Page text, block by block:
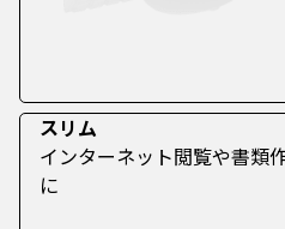
スリム
インターネット閲覧や書類
に